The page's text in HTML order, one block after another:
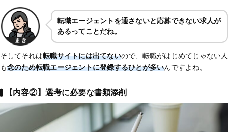
転職エージェントを通さないと応募できない求人が
あるってことだね。
そしてそれは転職サイトには出てないので、転職がはじめてじゃない人
も念のため転職エージェントに登録するひとが多いんですよね。
【内容②】選考に必要な書類添削